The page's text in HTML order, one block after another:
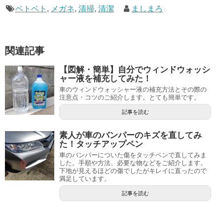
ベトベト , メガネ, 清掃, 清潔 ましまろ
関連記事
【図解・簡単】自分でウィンドウォッシ
ャー液を補充してみた！
車のウィンドウォッシャー液の補充方法とその際の
注意点・コツのご紹介します。とても簡単です。
記事を読む
素人が車のバンパーのキズを直してみ
た！タッチアップペン
車のバンパーについた傷をタッチペンで直してみま
した。手順や方法、必要な物などをご紹介します。
下地が見えるほどの傷でしたがキレイに直ったので
満足しています。
記事を読む